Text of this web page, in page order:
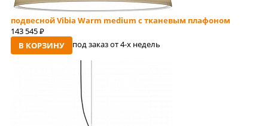
подвесной Vibia Warm medium с тканевым плафоном
143 545 руб
В КОРЗИНУ под заказ от 4-x недель